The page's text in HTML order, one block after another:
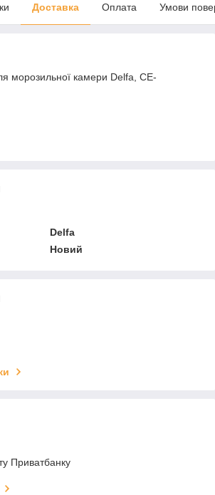
Доставка Оплата Умови
морозильної камери Delfa, CE-
Delfa
Новий
Приватбанку